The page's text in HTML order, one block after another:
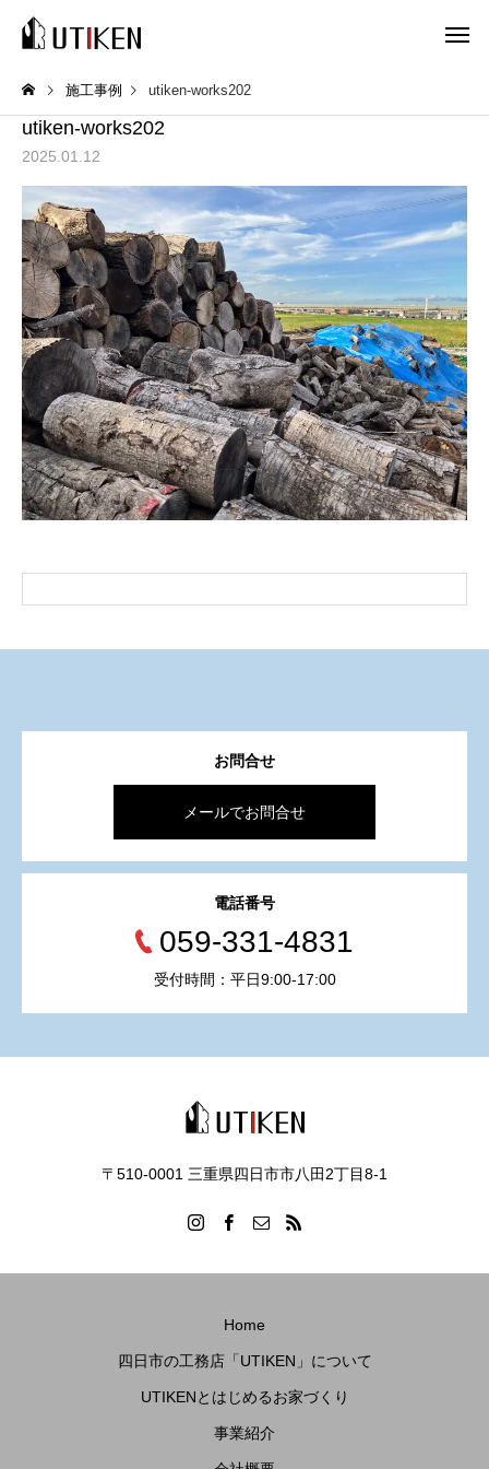
施工事例 utiken-works202
utiken-works202
2025.01.12
お問合せ
メールでお問合せ
電話番号
059-331-4831
受付時間：平日9:00-17:00
〒510-0001 三重県四日市市八田2丁目8‐1
Home
四日市の工務店「UTIKEN」について
UTIKENとはじめるお家づくり
事業紹介